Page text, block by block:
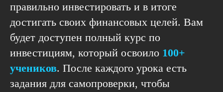
правильно инвестировать и в итоге
достигать своих финансовых целей. Вам
будет доступен полный курс по
инвестициям, который освоило 100+
учеников. После каждого урока есть
задания для самопроверки, чтобы